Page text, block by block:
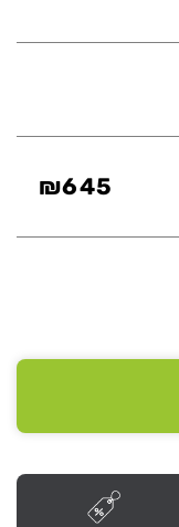
₪645